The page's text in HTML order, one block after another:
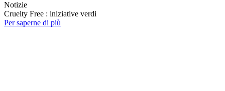
Notizie
Cruelty Free : iniziative verdi
Per saperne di più